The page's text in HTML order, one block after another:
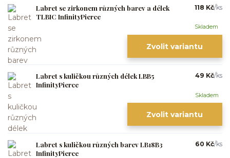
Labret se zirkonem různých barev a délek
TLBIC InfinityPierce
118 Kč/ks
Skladem
Zvolit variantu
Labret s kuličkou různých délek LBB5
InfinityPierce
49 Kč/ks
Skladem
Zvolit variantu
Labret s kuličkou různých barev LB18B3
InfinityPierce
60 Kč/ks